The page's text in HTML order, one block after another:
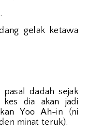
gelak ketawa
pasal dadah sejak
dia akan jadi
Yoo Ah-in (ni
minat teruk).